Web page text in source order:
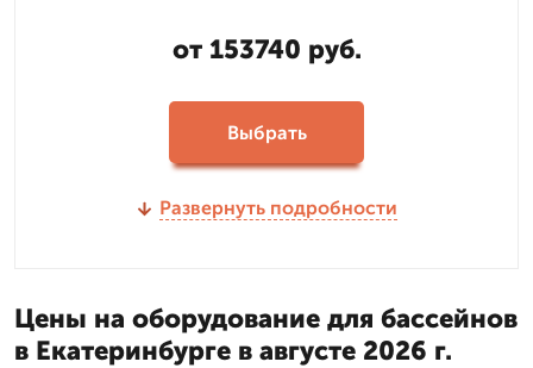
от 153740 руб.
Выбрать
Развернуть подробности
Цены на оборудование для бассейнов
в Екатеринбурге в августе 2026 г.